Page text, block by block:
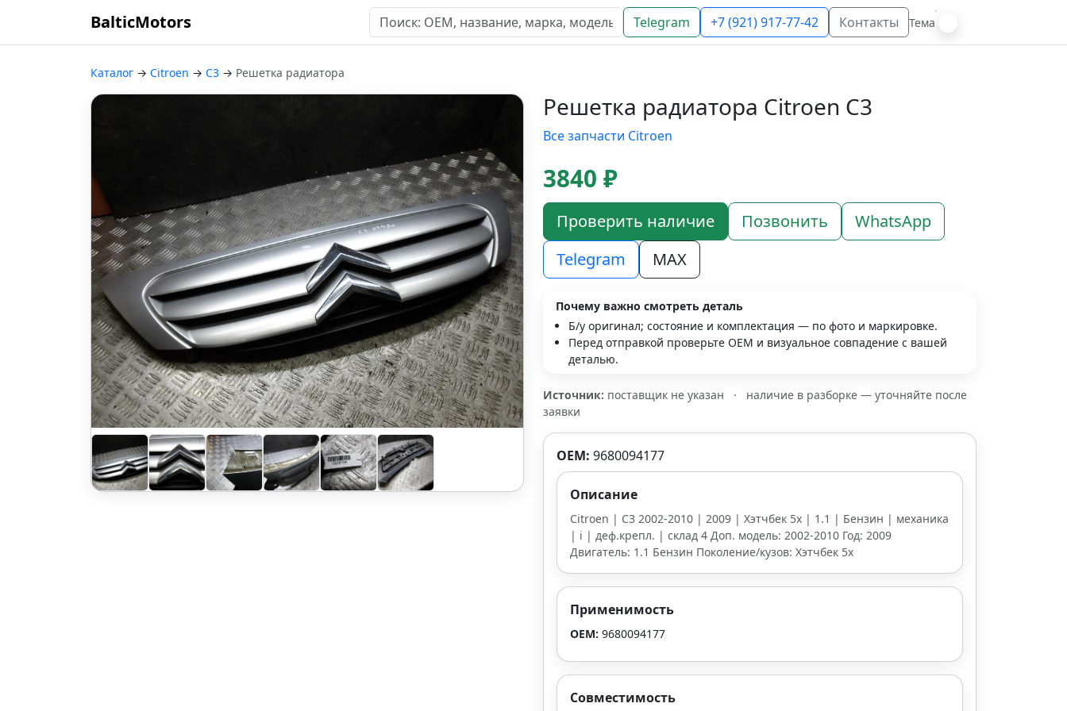
BalticMotors Telegram +7 (921) 917-77-42 Контакты Тема
Каталог → Citroen → C3 → Решетка радиатора
Решетка радиатора Citroen C3
Все запчасти Citroen
3840 ₽
Проверить наличие Позвонить
WhatsApp
Telegram
MAX
Почему важно смотреть деталь
Б/у оригинал; состояние и комплектация — по фото и маркировке.
Перед отправкой проверьте OEM и визуальное совпадение с вашей
деталью.
Источник: поставщик не указан ·
наличие в разборке — уточняйте после
заявки
OEM: 9680094177
Описание
Citroen | C3 2002-2010 | 2009 | Хэтчбек 5х | 1.1 | Бензин | механика
| i | деф.крепл. | склад 4 Доп. модель: 2002-2010 Год: 2009
Двигатель: 1.1 Бензин Поколение/кузов: Хэтчбек 5х
Применимость
OEM: 9680094177
Совместимость